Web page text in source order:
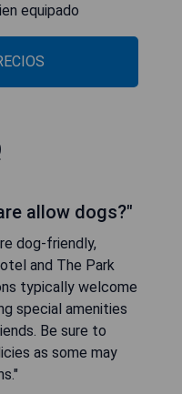
equipado
allow dogs?"
dog-friendly,
and The Park
typically welcome
special amenities
Be sure to
as some may